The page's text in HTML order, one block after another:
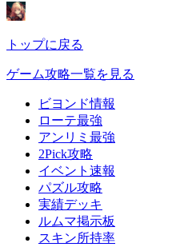
トップに戻る
ゲーム攻略一覧を見る
ビヨンド情報
ローテ最強
アンリミ最強
2Pick攻略
イベント速報
パズル攻略
実績デッキ
ルムマ掲示板
スキン所持率